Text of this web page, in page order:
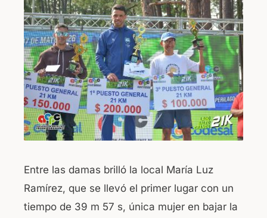
Entre las damas brilló la local María Luz
Ramírez, que se llevó el primer lugar con un
tiempo de 39 m 57 s, única mujer en bajar la